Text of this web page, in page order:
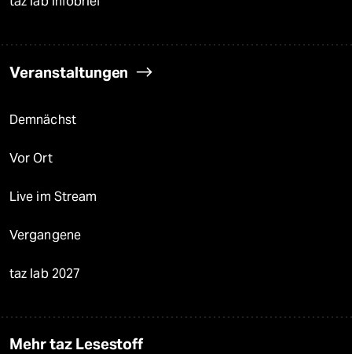
Veranstaltungen
Demnächst
Vor Ort
Live im Stream
Vergangene
taz lab 2027
Mehr taz Lesestoff